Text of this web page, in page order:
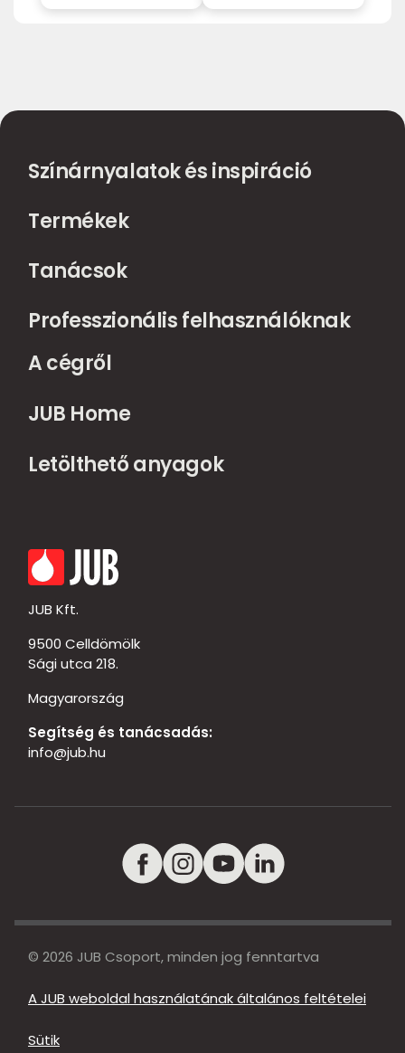
Színárnyalatok és inspiráció
Termékek
Tanácsok
Professzionális felhasználóknak
A cégről
JUB Home
Letölthető anyagok
JUB Kft.
9500 Celldömölk
Sági utca 218.
Magyarország
Segítség és tanácsadás:
info@jub.hu
© 2026 JUB Csoport, minden jog fenntartva
A JUB weboldal használatának általános feltételei
Sütik